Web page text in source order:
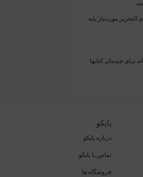
موردنیاز پایه
پاپکو
درباره پاپکو
تماس با پاپکو
فروشگاه ها